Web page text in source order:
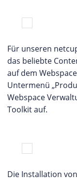
Für unseren
das beliebte
auf dem
Untermenü
Webspace
Toolkit auf.
Die Installation